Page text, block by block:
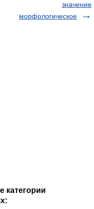
значение
морфологическое
категории